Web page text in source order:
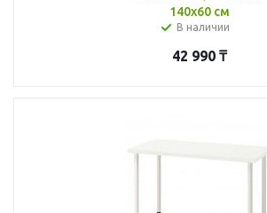
140x60 см
В наличии
42 990₸